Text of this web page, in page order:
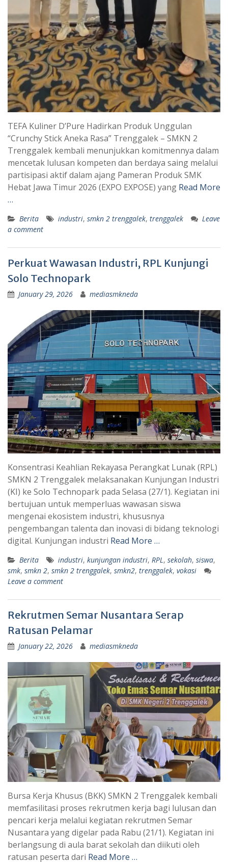
TEFA Kuliner D’Pure Hadirkan Produk Unggulan
“Crunchy Stick Aneka Rasa” Trenggalek – SMKN 2
Trenggalek kembali menunjukkan komitmennya dalam
mencetak lulusan kompeten dan berdaya saing melalui
partisipasi aktif dalam ajang Pameran Produk SMK
Hebat Jawa Timur 2026 (EXPO EXPOSE) yang Read More
…
Berita industri, smkn 2 trenggalek, trenggalek
Leave
a comment
Perkuat Wawasan Industri, RPL Kunjungi
Solo Technopark
January 29, 2026 mediasmkneda
Konsentrasi Keahlian Rekayasa Perangkat Lunak (RPL)
SMKN 2 Trenggalek melaksanakan Kunjungan Industri
(KI) ke Solo Technopark pada Selasa (27/1). Kegiatan ini
bertujuan untuk memperluas wawasan siswa
mengenai ekosistem industri, khususnya
pengembangan talenta dan inovasi di bidang teknologi
digital. Kunjungan industri Read More …
Berita industri, kunjungan industri, RPL, sekolah, siswa,
smk, smkn 2, smkn 2 trenggalek, smkn2, trenggalek, vokasi
Leave a comment
Rekrutmen Semar Nusantara Serap
Ratusan Pelamar
January 22, 2026 mediasmkneda
Bursa Kerja Khusus (BKK) SMKN 2 Trenggalek kembali
memfasilitasi proses rekrutmen kerja bagi lulusan dan
pencari kerja melalui kegiatan rekrutmen Semar
Nusantara yang digelar pada Rabu (21/1). Kegiatan ini
berlangsung di aula barat sekolah dan diikuti oleh
ratusan peserta dari Read More …